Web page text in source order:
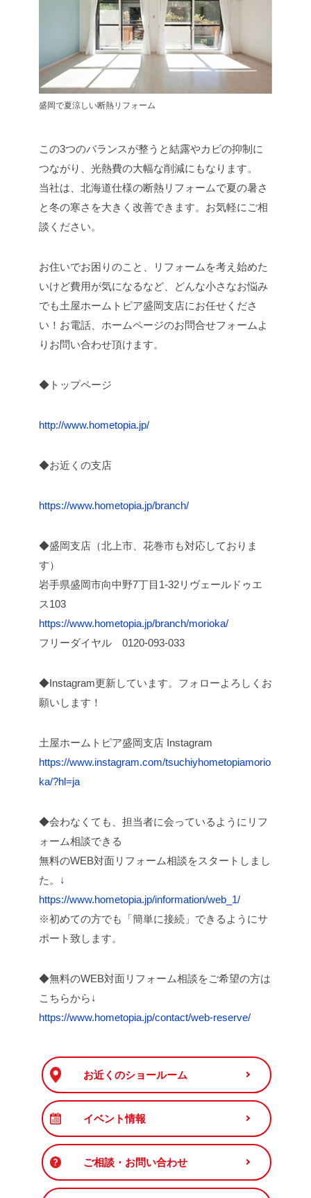
盛岡で夏涼しい断熱リフォーム
この3つのバランスが整うと結露やカビの抑制に
つながり、光熱費の大幅な削減にもなります。
当社は、北海道仕様の断熱リフォームで夏の暑さ
と冬の寒さを大きく改善できます。お気軽にご相
談ください。
お住いでお困りのこと、リフォームを考え始めた
いけど費用が気になるなど、どんな小さなお悩み
でも土屋ホームトピア盛岡支店にお任せくださ
い！お電話、ホームページのお問合せフォームよ
りお問い合わせ頂けます。
◆トップページ
http://www.hometopia.jp/
◆お近くの支店
https://www.hometopia.jp/branch/
◆盛岡支店（北上市、花巻市も対応しておりま
す）
岩手県盛岡市向中野7丁目1-32リヴェールドゥエ
ス103
https://www.hometopia.jp/branch/morioka/
フリーダイヤル 0120-093-033
◆Instagram更新しています。フォローよろしくお
願いします！
土屋ホームトピア盛岡支店 Instagram
https://www.instagram.com/tsuchiyhometopiamorio
ka/?hl=ja
◆会わなくても、担当者に会っているようにリフ
ォーム相談できる
無料のWEB対面リフォーム相談をスタートしまし
た。↓
https://www.hometopia.jp/information/web_1/
※初めての方でも「簡単に接続」できるようにサ
ポート致します。
◆無料のWEB対面リフォーム相談をご希望の方は
こちらから↓
https://www.hometopia.jp/contact/web-reserve/
お近くのショールーム
イベント情報
ご相談・お問い合わせ